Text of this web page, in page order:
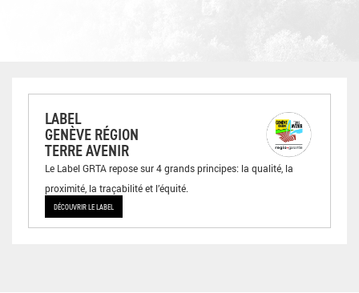
LABEL
GENÈVE RÉGION
TERRE AVENIR
Le Label GRTA repose sur 4 grands principes: la qualité, la
proximité, la traçabilité et l’équité.
DÉCOUVRIR LE LABEL